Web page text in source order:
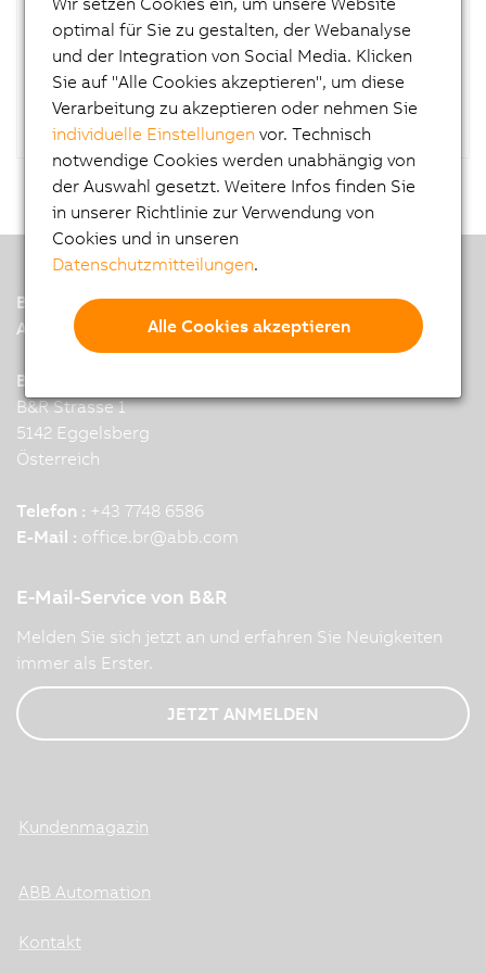
BESCHREIBUNG:
Stift für resistiven Touch Screen
B&R
A member of the ABB Group
B&R Industrial Automation GmbH
B&R Strasse 1
5142 Eggelsberg
Österreich
Telefon : +43 7748 6586
E-Mail : office.br@abb.com
E-Mail-Service von B&R
Melden Sie sich jetzt an und erfahren Sie Neuigkeiten
immer als Erster.
JETZT ANMELDEN
Kundenmagazin
ABB Automation
Kontakt
optimal für Sie zu gestalten, der Webanalyse
und der Integration von Social Media. Klicken
Sie auf "Alle Cookies akzeptieren", um diese
Verarbeitung zu akzeptieren oder nehmen Sie
individuelle Einstellungen vor. Technisch
notwendige Cookies werden unabhängig von
der Auswahl gesetzt. Weitere Infos finden Sie
in unserer Richtlinie zur Verwendung von
Cookies und in unseren
Datenschutzmitteilungen.
Alle Cookies akzeptieren